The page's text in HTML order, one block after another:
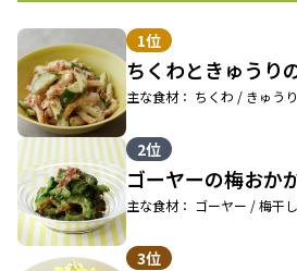
1位
ちくわときゅうり
主な食材： ちくわ / きゅうり
2位
ゴーヤーの梅おか
主な食材： ゴーヤー / 梅干し
3位